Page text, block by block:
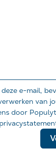
e-mail,
van
door